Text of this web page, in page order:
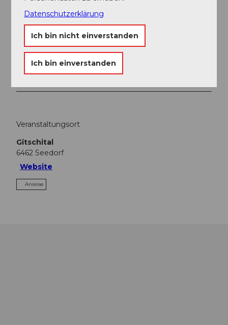
In der Nähe
Veranstaltungsort
Gitschital
6462 Seedorf
Website
Anreise
Datenschutzerklärung
Ich bin nicht einverstanden
Ich bin einverstanden